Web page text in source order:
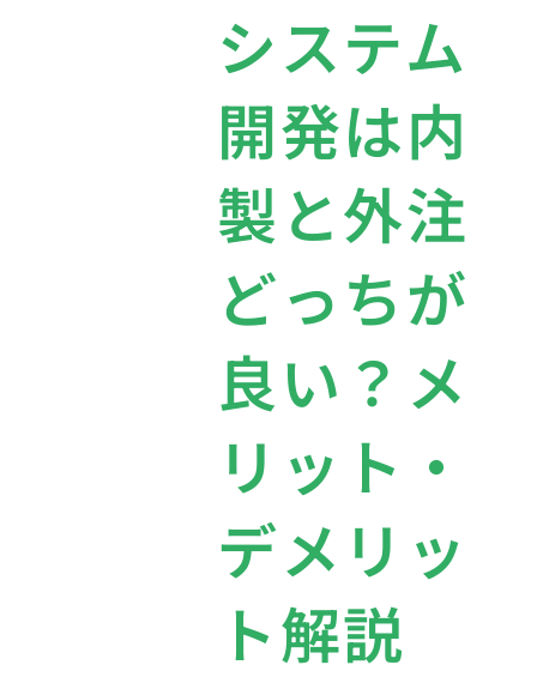
システム
開発は内
製と外注
どっちが
良い？メ
リット・
デメリッ
ト解説